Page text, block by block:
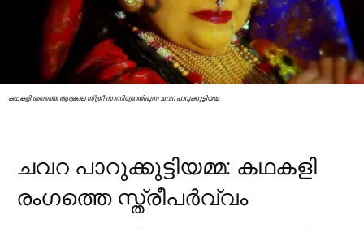
കഥകളി രംഗത്തെ ആദ്യകാല സ്ത്രീ സാന്നിധ്യമായിരുന്ന ചവറ പാറുക്കുട്ടിയമ്മ
ചവറ പാറുക്കുട്ടിയമ്മ: കഥകളി
രംഗത്തെ സ്ത്രീപർവ്വം